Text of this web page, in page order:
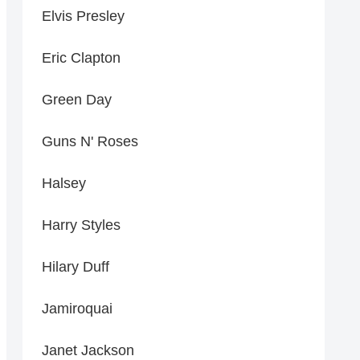
Elvis Presley
Eric Clapton
Green Day
Guns N' Roses
Halsey
Harry Styles
Hilary Duff
Jamiroquai
Janet Jackson